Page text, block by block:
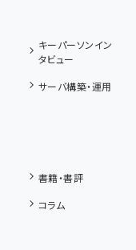
キーパーソンイン
タビュー
サーバ構築・運用
書籍・書評
コラム